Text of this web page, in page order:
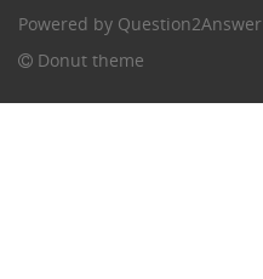
Powered by Question2Answer
Donut theme